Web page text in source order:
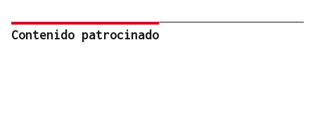
Contenido patrocinado